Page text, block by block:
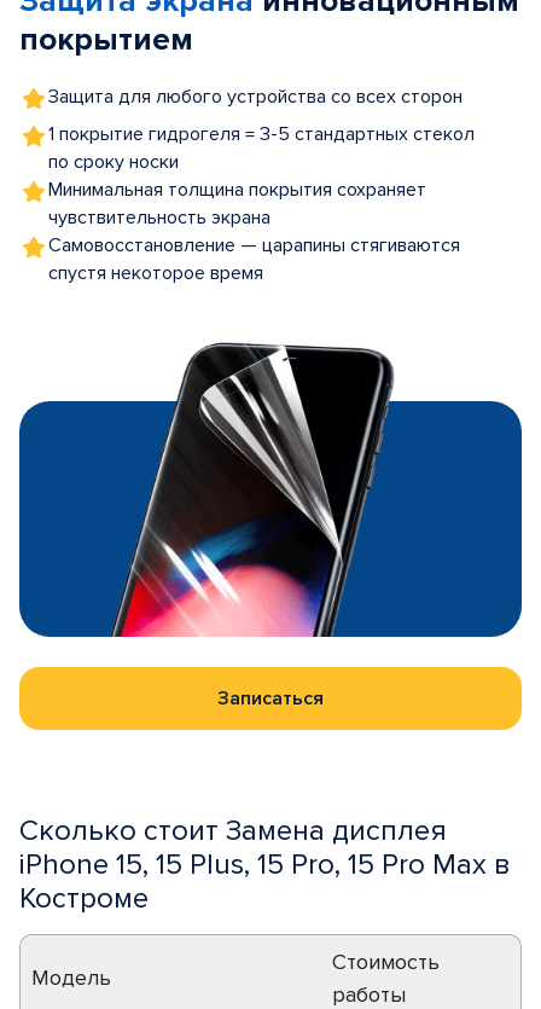
покрытием
Защита для любого устройства со всех сторон
1 покрытие гидрогеля = 3-5 стандартных стекол
по сроку носки
Минимальная толщина покрытия сохраняет
чувствительность экрана
Самовосстановление — царапины стягиваются
спустя некоторое время
Записаться
Сколько стоит Замена дисплея
iPhone 15, 15 Plus, 15 Pro, 15 Pro Max в
Костроме
Модель
Стоимость
работы